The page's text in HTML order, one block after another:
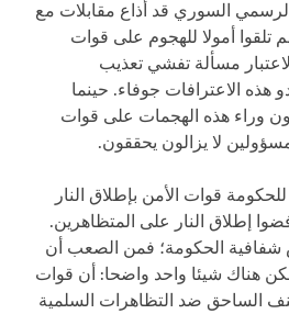
السوري قد أذاع مقابلات مع
تلقوا أمولا للهجوم على قوات
مسألة تفشي تعذيب
هذه الاعترافات جوفاء. حينما
وراء هذه الهجمات على قوات
لا يزالون يحققون.
قوات الأمن بإطلاق النار
إطلاق النار على المتظاهرين.
شفافية الحكومة؛ فمن الصعب أن
هناك شيئا واحد واضحا: أن قوات
الساحق ضد التظاهرات السلمية